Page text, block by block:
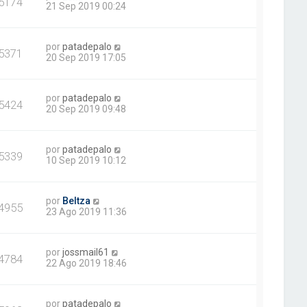
21 Sep 2019 00:24
5371 porpatadepalo
20 Sep 2019 17:05
5424 porpatadepalo
20 Sep 2019 09:48
5339 porpatadepalo
10 Sep 2019 10:12
por Beltza
23 Ago 2019 11:36
porjossmail61
22 Ago 2019 18:46
porpatadepalo